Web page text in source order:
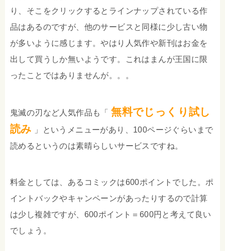
り、そこをクリックするとラインナップされている作
品はあるのですが、他のサービスと同様に少し古い物
が多いように感じます。やはり人気作や新刊はお金を
出して買うしか無いようです。これはまんが王国に限
ったことではありませんが。。。
鬼滅の刃など人気作品も「無料でじっくり試し
読み
」というメニューがあり、100ページぐらいまで
読めるというのは素晴らしいサービスですね。
料金としては、あるコミックは600ポイントでした。ポ
イントバックやキャンペーンがあったりするので計算
は少し複雑ですが、600ポイント＝600円と考えて良い
でしょう。